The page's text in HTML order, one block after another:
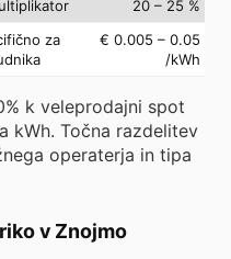
20 – 25 %
za
€ 0.005 – 0.05
/kWh
k veleprodajni spot
kWh. Točna razdelitev
operaterja in tipa
v Znojmo